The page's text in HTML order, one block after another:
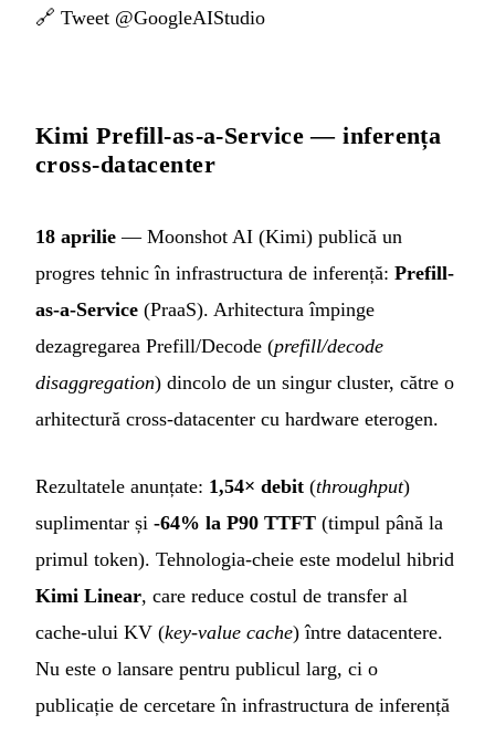
🔗 Tweet @GoogleAIStudio
Kimi Prefill-as-a-Service — inferența
cross-datacenter
18 aprilie — Moonshot AI (Kimi) publică un
progres tehnic în infrastructura de inferență: Prefill-
as-a-Service (PraaS). Arhitectura împinge
dezagregarea Prefill/Decode (prefill/decode
disaggregation) dincolo de un singur cluster, către o
arhitectură cross-datacenter cu hardware eterogen.
Rezultatele anunțate: 1,54× debit (throughput)
suplimentar și -64% la P90 TTFT (timpul până la
primul token). Tehnologia-cheie este modelul hibrid
Kimi Linear, care reduce costul de transfer al
cache-ului KV (key-value cache) între datacentere.
Nu este o lansare pentru publicul larg, ci o
publicație de cercetare în infrastructura de inferență